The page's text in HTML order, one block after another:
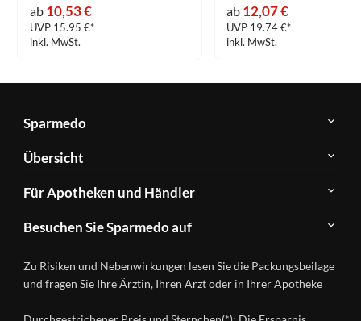
ab 10,53 €
UVP 15.95 €*
inkl. MwSt.
ab 12,07 €
UVP 19.74 €*
inkl. MwSt.
Sparmedo
Über
Sparmedo
FAQ
Kontakt
Datenschutz
Nutzungsbedingungen
Übersicht
Herstellerverzeichnis
Produkte
A-
Ratgeber
Wirkstoffe
Für Apotheken und Händler
&
Händlerlogin
Besuchen Sie Sparmedo auf
Instagram
Zu Risiken und Nebenwirkungen lesen Sie die Packungsbeilage
und fragen Sie Ihre Ärztin, Ihren Arzt oder in Ihrer Apotheke